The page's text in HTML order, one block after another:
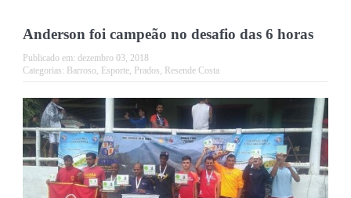
Anderson foi campeão no desafio das 6 horas
Publicado em: dezembro 03, 2018
Categorias: Barroso, Esporte, Prados, Resende Costa